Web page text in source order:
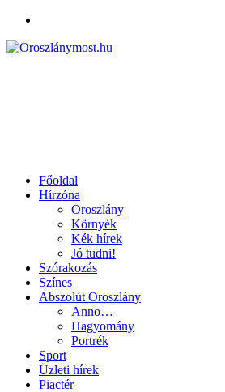
Főoldal
Hírzóna
Oroszlány
Környék
Kék hírek
Jó tudni!
Szórakozás
Színes
Abszolút Oroszlány
Anno…
Hagyomány
Portrék
Sport
Üzleti hírek
Piactér